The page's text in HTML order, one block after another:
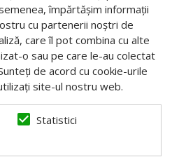
împărtășim informații
cu partenerii noștri de
care îl pot combina cu alte
o sau pe care le-au colectat
de acord cu cookie-urile
site-ul nostru web.
Statistici